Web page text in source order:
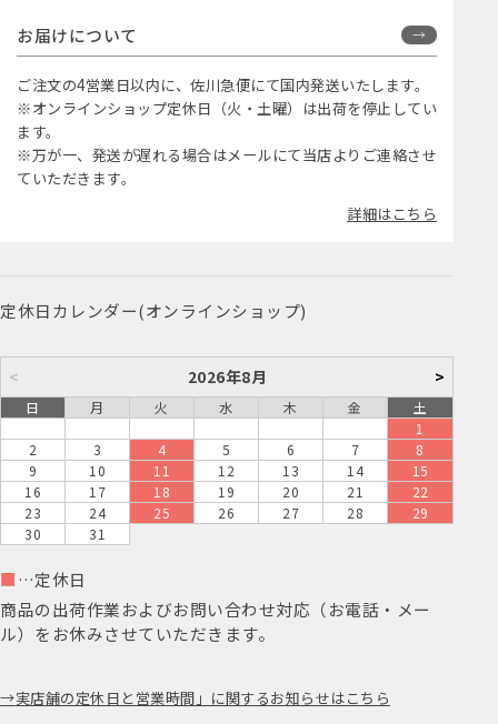
お届けについて
ご注文の4営業日以内に、佐川急便にて国内発送いたします。
※オンラインショップ定休日（火・土曜）は出荷を停止してい
ます。
※万が一、発送が遅れる場合はメールにて当店よりご連絡させ
ていただきます。
詳細はこちら
定休日カレンダー(オンラインショップ)
< 2026年8月 >
日 月 火 水 木 金
土
1
2
3 4 5 6 7
8
9
10 11 12 13 14
15
16
17 18 19 20 21
22
23
24 25 26 27 28
29
30
31
■ …定休日
商品の出荷作業およびお問い合わせ対応（お電話・メー
ル）をお休みさせていただきます。
実店舗の定休日と営業時間」に関するお知らせはこちら